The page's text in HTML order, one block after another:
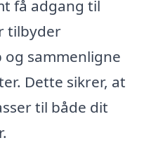
få adgang til
tilbyder
sammenligne
Dette sikrer, at
til både dit